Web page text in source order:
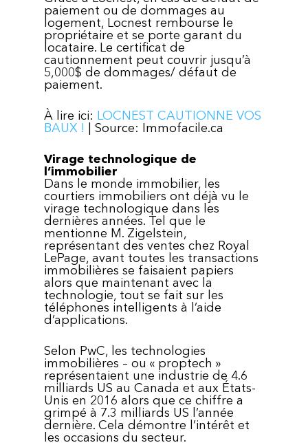
paiement ou de dommages au
logement, Locnest rembourse le
propriétaire et se porte garant du
locataire. Le certificat de
cautionnement peut couvrir jusqu’à
5,000$ de dommages/ défaut de
paiement.
À lire ici: LOCNEST CAUTIONNE VOS
BAUX !
| Source: Immofacile.ca
Virage technologique de
l’immobilier
Dans le monde immobilier, les
courtiers immobiliers ont déjà vu le
virage technologique dans les
dernières années. Tel que le
mentionne M. Zigelstein,
représentant des ventes chez Royal
LePage, avant toutes les transactions
immobilières se faisaient papiers
alors que maintenant avec la
technologie, tout se fait sur les
téléphones intelligents à l’aide
d’applications.
Selon PwC, les technologies
immobilières – ou « proptech »
représentaient une industrie de 4.6
milliards US au Canada et aux États-
Unis en 2016 alors que ce chiffre a
grimpé à 7.3 milliards US l’année
dernière. Cela démontre l’intérêt et
les occasions du secteur.